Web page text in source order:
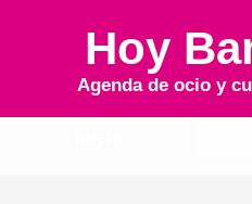
Hoy
Agenda de ocio y